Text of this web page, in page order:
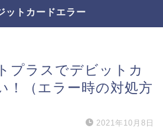
ットカードエラー
プラスでデビットカ
！（エラー時の対処方
2021年10月8日